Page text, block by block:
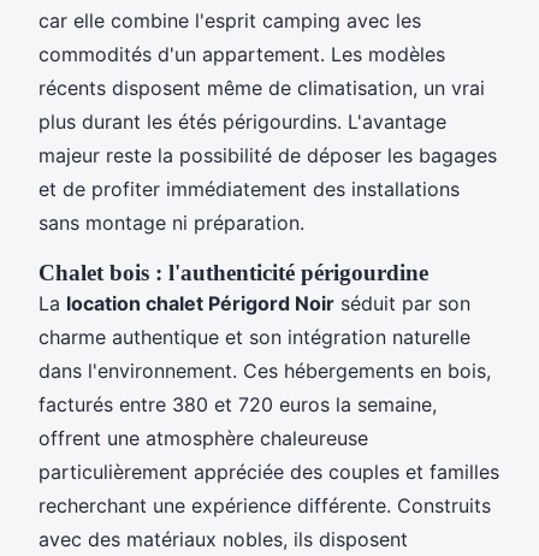
car elle combine l'esprit camping avec les
commodités d'un appartement. Les modèles
récents disposent même de climatisation, un vrai
plus durant les étés périgourdins. L'avantage
majeur reste la possibilité de déposer les bagages
et de profiter immédiatement des installations
sans montage ni préparation.
Chalet bois : l'authenticité périgourdine
La location chalet Périgord Noir séduit par son
charme authentique et son intégration naturelle
dans l'environnement. Ces hébergements en bois,
facturés entre 380 et 720 euros la semaine,
offrent une atmosphère chaleureuse
particulièrement appréciée des couples et familles
recherchant une expérience différente. Construits
avec des matériaux nobles, ils disposent